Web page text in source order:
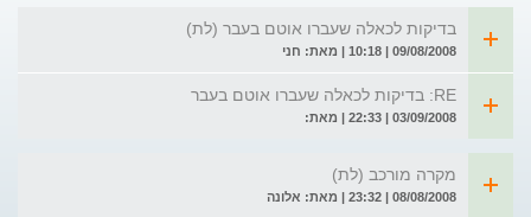
בדיקות לכאלה שעברו אוטם בעבר (לת)
09/08/2008 | 10:18 | מאת: חני
RE: בדיקות לכאלה שעברו אוטם בעבר
03/09/2008 | 22:33 | מאת:
מקרה מורכב (לת)
08/08/2008 | 23:32 | מאת: אלונה